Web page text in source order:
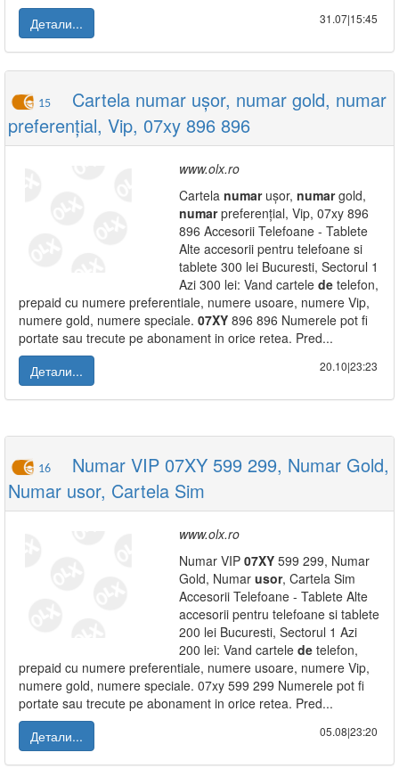
Детали...
31.07|15:45
15
Cartela numar ușor, numar gold, numar
preferențial, Vip, 07xy 896 896
www.olx.ro
Cartela numarușor, numargold,
numarpreferențial, Vip, 07xy 896
896 Accesorii Telefoane - Tablete
Alte accesorii pentru telefoane si
tablete 300 lei Bucuresti, Sectorul 1
Azi 300 lei: Vand cartele de telefon,
prepaid cu numere preferentiale, numere usoare, numere Vip,
numere gold, numere speciale. 07XY 896 896 Numerele pot fi
portate sau trecute pe abonament in orice retea. Pred...
Детали...
20.10|23:23
16
Numar VIP 07XY 599 299, Numar Gold,
Numar usor, Cartela Sim
www.olx.ro
Numar VIP 07XY 599 299, Numar
Gold, Numar usor, Cartela Sim
Accesorii Telefoane - Tablete Alte
accesorii pentru telefoane si tablete
200 lei Bucuresti, Sectorul 1 Azi
200 lei: Vand cartele de telefon,
prepaid cu numere preferentiale, numere usoare, numere Vip,
numere gold, numere speciale. 07xy 599 299 Numerele pot fi
portate sau trecute pe abonament in orice retea. Pred...
Детали...
05.08|23:20